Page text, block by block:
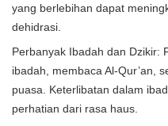
yang berlebihan dapat
dehidrasi.
Perbanyak Ibadah dan Dzikir:
ibadah, membaca Al-Qur’an,
puasa. Keterlibatan dalam
perhatian dari rasa haus.